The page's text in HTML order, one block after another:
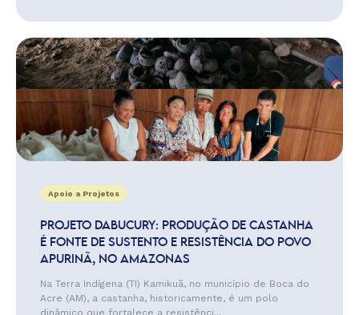
Apoio a Projetos
PROJETO DABUCURY: PRODUÇÃO DE CASTANHA
É FONTE DE SUSTENTO E RESISTÊNCIA DO POVO
APURINÃ, NO AMAZONAS
Na Terra Indígena (TI) Kamikuã, no município de Boca do
Acre (AM), a castanha, historicamente, é um polo
dinâmico que fortalece a resistênci...